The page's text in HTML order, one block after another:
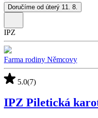
Doručíme od úterý 11. 8.
IPZ
Farma rodiny Němcovy
5.0(7)
IPZ Piletická